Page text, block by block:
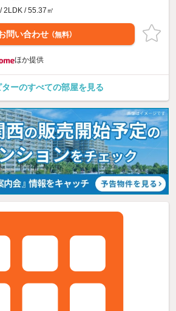
2LDK / 55.37㎡
問い合わせ （無料）
ほか提供
ターのすべての部屋を見る